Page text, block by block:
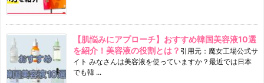
【肌悩みにアプローチ】おすすめ韓国美容液10選
を紹介！美容液の役割とは？ 引用元：魔女工場公式サ
イト みなさんは美容液を使っていますか？最近では日本
でも韓 ...